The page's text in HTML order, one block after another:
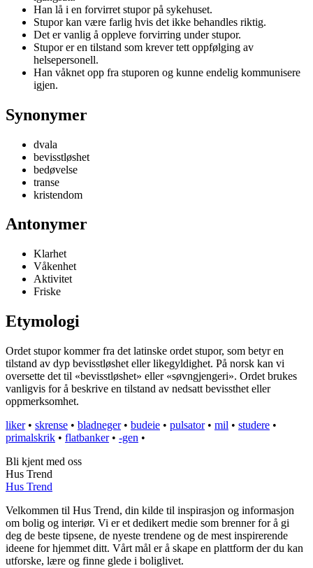
Han lå i en forvirret stupor på sykehuset.
Stupor kan være farlig hvis det ikke behandles riktig.
Det er vanlig å oppleve forvirring under stupor.
Stupor er en tilstand som krever tett oppfølging av
helsepersonell.
Han våknet opp fra stuporen og kunne endelig kommunisere
igjen.
Synonymer
dvala
bevisstløshet
bedøvelse
transe
kristendom
Antonymer
Klarhet
Våkenhet
Aktivitet
Friske
Etymologi
Ordet stupor kommer fra det latinske ordet stupor, som betyr en
tilstand av dyp bevisstløshet eller likegyldighet. På norsk kan vi
oversette det til «bevisstløshet» eller «søvngjengeri». Ordet brukes
vanligvis for å beskrive en tilstand av nedsatt bevissthet eller
oppmerksomhet.
liker• skrense • bladneger• budeie • pulsator• mil • studere •
primalskrik • flatbanker• -gen •
Bli kjent med oss
Hus Trend
Hus Trend
Velkommen til Hus Trend, din kilde til inspirasjon og informasjon
om bolig og interiør. Vi er et dedikert medie som brenner for å gi
deg de beste tipsene, de nyeste trendene og de mest inspirerende
ideene for hjemmet ditt. Vårt mål er å skape en plattform der du kan
utforske, lære og finne glede i boliglivet.